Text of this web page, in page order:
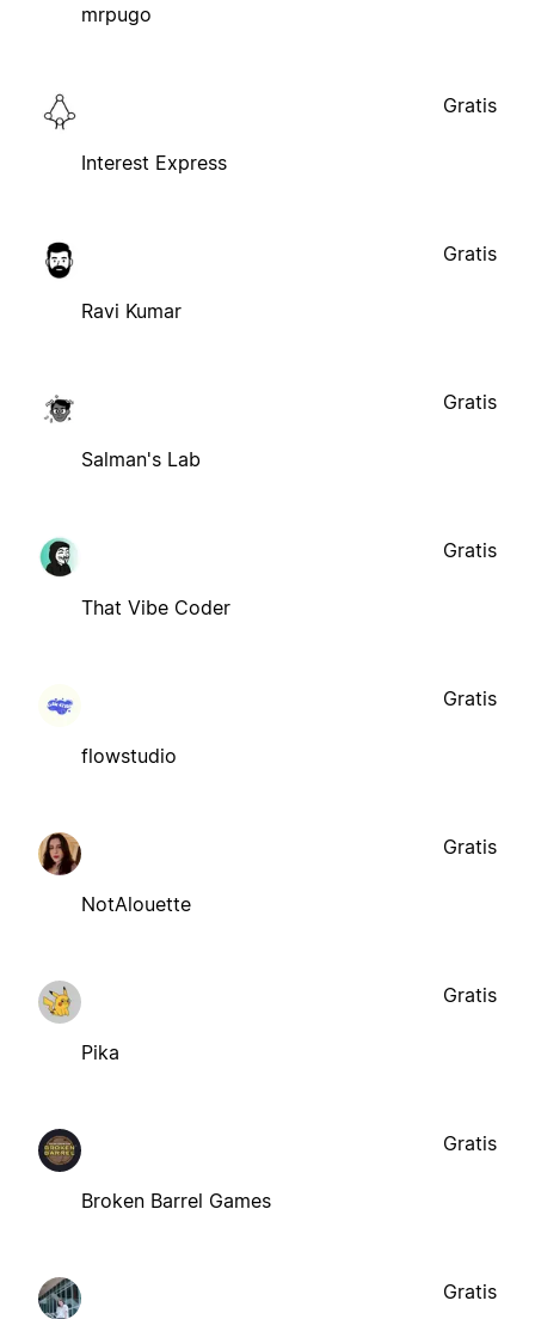
mrpugo
Interest Express
Gratis
Ravi Kumar
Gratis
Salman's Lab
Gratis
That Vibe Coder
Gratis
flowstudio
Gratis
NotAlouette
Gratis
Pika
Gratis
Broken Barrel Games
Gratis
Gratis